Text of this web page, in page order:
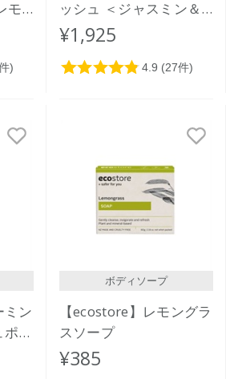
モ
フ
ッシュ ＜ジャスミン＆
マヌカハニー＞ 900mL
¥1,925
ミン
ン
ボディソープ
【ecostore】レモングラ
スソープ
¥385